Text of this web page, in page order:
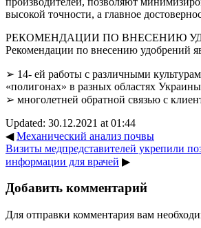
высокой точности, а главное
РЕКОМЕНДАЦИИ ПО ВНЕСЕНИЮ
Рекомендации по внесению удобрений
➢ 14- ей работы с различными
«полигонах» в разных областях
➢ многолетней обратной связью с
Updated: 30.12.2021 at 01:44
◀Механический анализ почвы
Визиты медпредставителей укрепили
информации для врачей ▶
Добавить комментарий
Для отправки комментария вам